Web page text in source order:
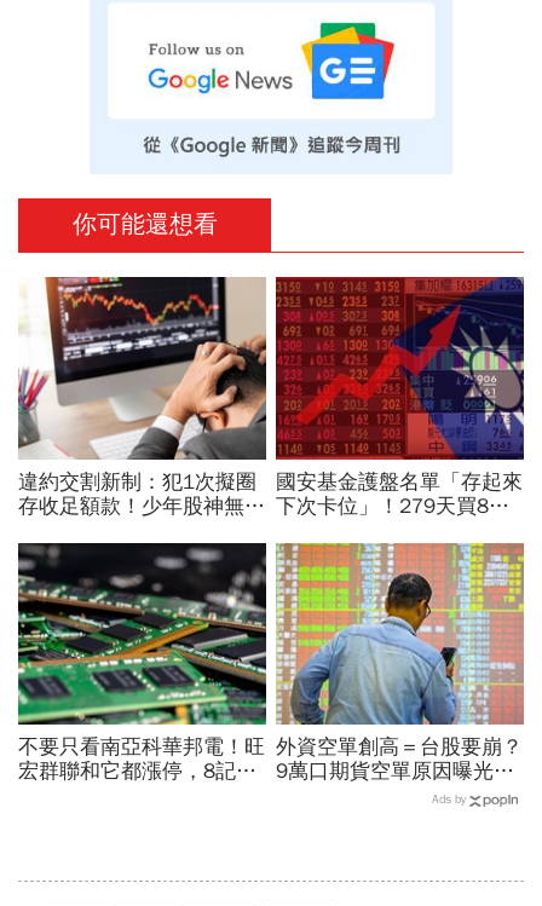
你可能還想看
違約交割新制：犯1次擬圈
存收足額款！少年股神無本
違約交割後果「想貸款都
難」
國安基金護盤名單「存起來
下次卡位」！279天買8檔
電...唯一金融股是它
不要只看南亞科華邦電！旺
宏群聯和它都漲停，8記憶
外資空單創高＝台股要崩？
9萬口期貨空單原因曝光！
華邦電、南亞科...老手喊
Ads by